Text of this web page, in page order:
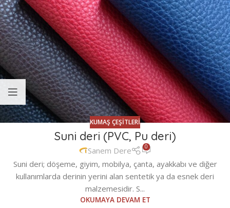
KUMAŞ ÇEŞITLERI
Suni deri (PVC, Pu deri)
Sanem Dere 0
Suni deri; döşeme, giyim, mobilya, çanta, ayakkabı ve diğer
kullanımlarda derinin yerini alan sentetik ya da esnek deri
malzemesidir. S...
OKUMAYA DEVAM ET